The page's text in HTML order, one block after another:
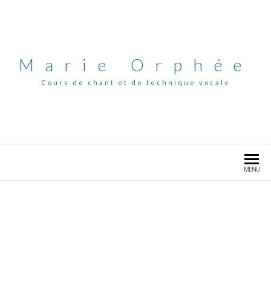
Marie Orphée
Cours de chant et de technique vocale
MENU